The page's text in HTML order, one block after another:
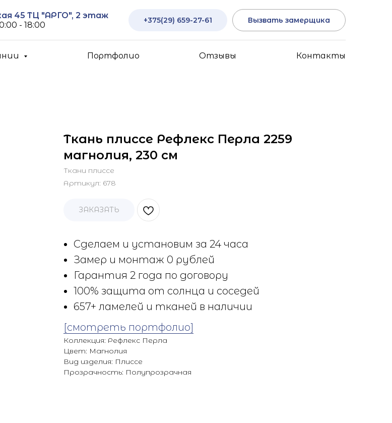
45 ТЦ "АРГО", 2 этаж
- 18:00
+375(29) 659-27-61 Вызвать замерщика
Портфолио Отзывы Контакты
Ткань плиссе Рефлекс Перла 2259
магнолия, 230 см
Ткани плиссе
Артикул: 678
ЗАКАЗАТЬ
Сделаем и установим за 24 часа
Замер и монтаж 0 рублей
Гарантия 2 года по договору
100% защита от солнца и соседей
657+ ламелей и тканей в наличии
[смотреть портфолио]
Коллекция: Рефлекс Перла
Цвет: Магнолия
Вид изделия: Плиссе
Прозрачность: Полупрозрачная